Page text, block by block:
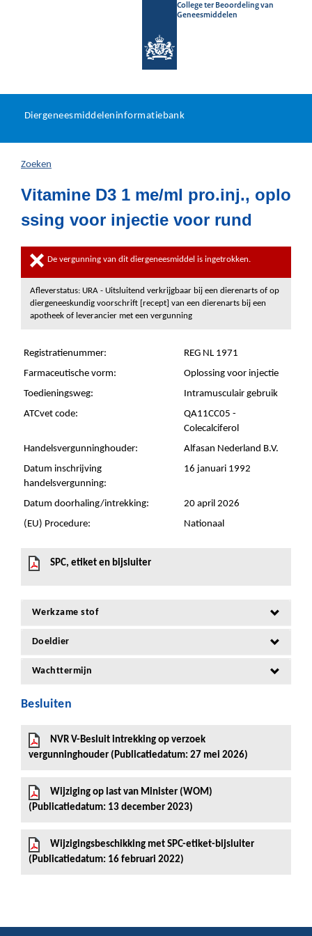
College ter Beoordeling van
Geneesmiddelen
U
hier:
Diergeneesmiddeleninformatiebank
Zoeken
Vitamine D3 1 me/ml pro.inj., oplo
ssing voor injectie voor rund
De vergunning van dit diergeneesmiddel is ingetrokken.
Afleverstatus: URA - Uitsluitend verkrijgbaar bij een dierenarts of op
diergeneeskundig voorschrift [recept] van een dierenarts bij een
apotheek of leverancier met een vergunning
Registratienummer:
REG NL 1971
Farmaceutische vorm:
Oplossing voor injectie
Toedieningsweg:
Intramusculair gebruik
ATCvet code:
QA11CC05 -
Colecalciferol
Handelsvergunninghouder:
Alfasan Nederland B.V.
Datum inschrijving
handelsvergunning:
16 januari 1992
Datum doorhaling/intrekking:
20 april 2026
(EU) Procedure:
Nationaal
SPC, etiket en bijsluiter
Werkzame stof
Doeldier
Wachttermijn
Besluiten
NVR V-Besluit intrekking op verzoek
vergunninghouder (Publicatiedatum: 27 mei 2026)
Wijziging op last van Minister (WOM)
(Publicatiedatum: 13 december 2023)
Wijzigingsbeschikking met SPC-etiket-bijsluiter
(Publicatiedatum: 16 februari 2022)